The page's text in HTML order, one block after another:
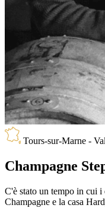
Tours-sur-Marne -
Champagne
C'è stato un tempo in cui
Champagne e la casa